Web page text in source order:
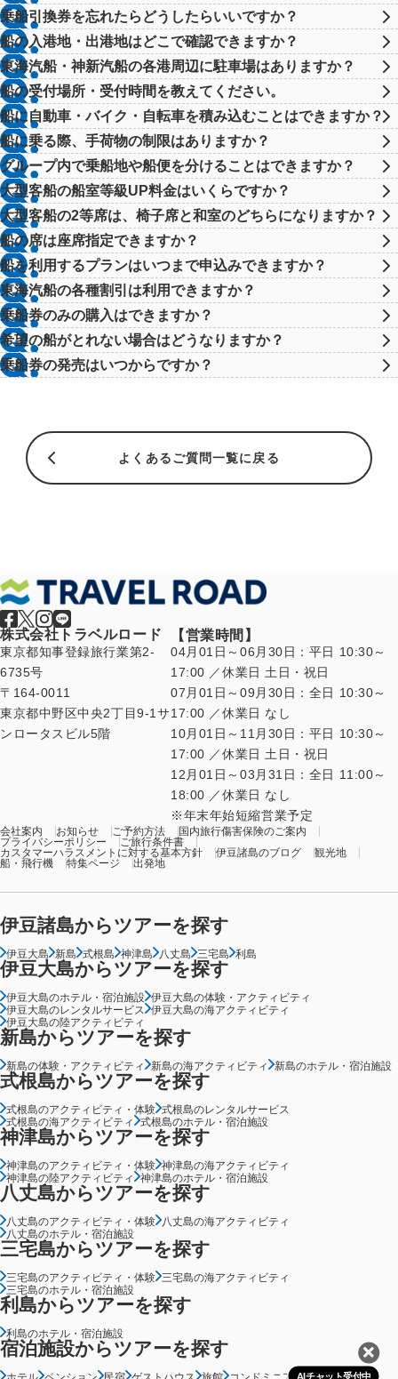
乗船引換券を忘れたらどうしたらいいですか？
船の入港地・出港地はどこで確認できますか？
東海汽船・神新汽船の各港周辺に駐車場はありますか？
船の受付場所・受付時間を教えてください。
船に自動車・バイク・自転車を積み込むことはできますか？
船に乗る際、手荷物の制限はありますか？
グループ内で乗船地や船便を分けることはできますか？
大型客船の船室等級UP料金はいくらですか？
大型客船の2等席は、椅子席と和室のどちらになりますか？
船の席は座席指定できますか？
船を利用するプランはいつまで申込みできますか？
東海汽船の各種割引は利用できますか？
乗船券のみの購入はできますか？
希望の船がとれない場合はどうなりますか？
乗船券の発売はいつからですか？
よくあるご質問一覧に戻る
株式会社トラベルロード
東京都知事登録旅行業第2-
6735号
〒164-0011
東京都中野区中央2丁目9-1サ
ンロータスビル5階
【営業時間】
04月01日～06月30日：平日 10:30～
17:00 ／休業日 土日・祝日
07月01日～09月30日：全日 10:30～
17:00 ／休業日 なし
10月01日～11月30日：平日 10:30～
17:00 ／休業日 土日・祝日
12月01日～03月31日：全日 11:00～
18:00 ／休業日 なし
年末年始短縮営業予定
会社案内 お知らせ ご予約方法
国内旅行傷害保険のご案内
プライバシーポリシー
ご旅行条件書
カスタマーハラスメントに対する基本方針
伊豆諸島のブログ
観光地
船・飛行機
特集ページ 出発地
伊豆諸島からツアーを探す
伊豆大島 新島 式根島 神津島 八丈島 三宅島 利島
伊豆大島からツアーを探す
伊豆大島のホテル・宿泊施設 伊豆大島の体験・アクティビティ
伊豆大島のレンタルサービス 伊豆大島の海アクティビティ
伊豆大島の陸アクティビティ
新島からツアーを探す
新島の体験・アクティビティ 新島の海アクティビティ 新島のホテル・宿泊施設
式根島からツアーを探す
式根島のアクティビティ・体験 式根島のレンタルサービス
式根島の海アクティビティ
式根島のホテル・宿泊施設
神津島からツアーを探す
神津島のアクティビティ・体験 神津島の海アクティビティ
神津島の陸アクティビティ
神津島のホテル・宿泊施設
八丈島からツアーを探す
八丈島のアクティビティ・体験 八丈島の海アクティビティ
八丈島のホテル・宿泊施設
三宅島からツアーを探す
三宅島のアクティビティ・体験 三宅島の海アクティビティ
三宅島のホテル・宿泊施設
利島からツアーを探す
利島のホテル・宿泊施設
宿泊施設からツアーを探す
AIチャット受付中